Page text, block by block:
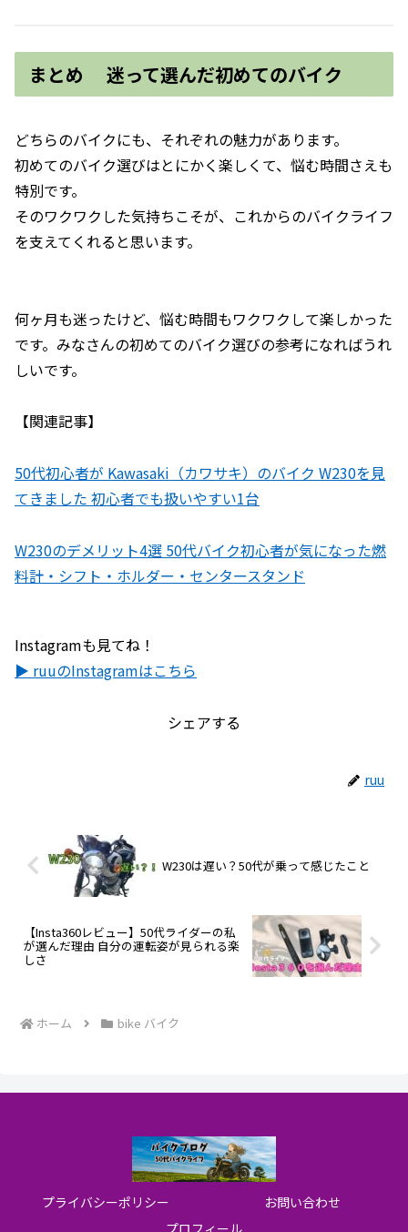
まとめ 迷って選んだ初めてのバイク
どちらのバイクにも、それぞれの魅力があります。
初めてのバイク選びはとにかく楽しくて、悩む時間さえも
特別です。
そのワクワクした気持ちこそが、これからのバイクライフ
を支えてくれると思います。
何ヶ月も迷ったけど、悩む時間もワクワクして楽しかった
です。みなさんの初めてのバイク選びの参考になればうれ
しいです。
【関連記事】
50代初心者が Kawasaki（カワサキ）のバイク W230を見
てきました 初心者でも扱いやすい1台
W230のデメリット4選 50代バイク初心者が気になった燃
料計・シフト・ホルダー・センタースタンド
Instagramも見てね！
▶ ruuのInstagramはこちら
シェアする
ruu
W230は遅い？50代が乗って感じたこと
【Insta360レビュー】50代ライダーの私
が選んだ理由 自分の運転姿が見られる楽
しさ
ホーム bike バイク
プライバシーポリシー
お問い合わせ
プロフィール